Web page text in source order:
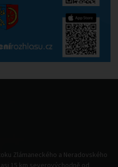
Zlámaneckého a Neradovského
15 km severovýchodně od